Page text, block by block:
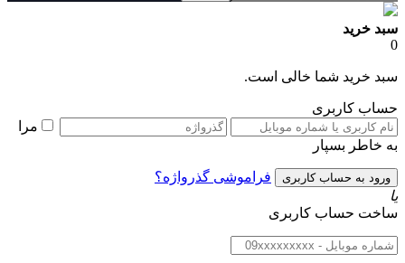
سبد خرید
0
سبد خرید شما خالی است.
حساب کاربری
مرا
به خاطر بسپار
فراموشی گذرواژه؟
یا
ساخت حساب کاربری